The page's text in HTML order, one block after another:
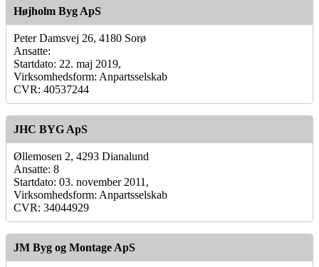
Højholm Byg ApS
Peter Damsvej 26, 4180 Sorø
Ansatte:
Startdato: 22. maj 2019,
Virksomhedsform: Anpartsselskab
CVR: 40537244
JHC BYG ApS
Øllemosen 2, 4293 Dianalund
Ansatte: 8
Startdato: 03. november 2011,
Virksomhedsform: Anpartsselskab
CVR: 34044929
JM Byg og Montage ApS